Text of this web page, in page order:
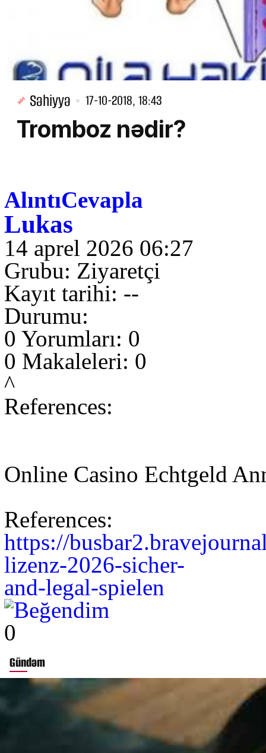
Səhiyyə 17-10-2018, 18:43
Tromboz nədir?
AlıntıCevapla
Lukas
14 aprel 2026 06:27
Grubu: Ziyaretçi
Kayıt tarihi: --
Durumu:
0 Yorumları: 0
0 Makaleleri: 0
^
References:
Online Casino Echtgeld
References:
https://
lizenz-2026-sicher-
and-legal-spielen
0
Gündəm